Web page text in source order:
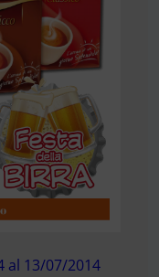
al 13/07/2014